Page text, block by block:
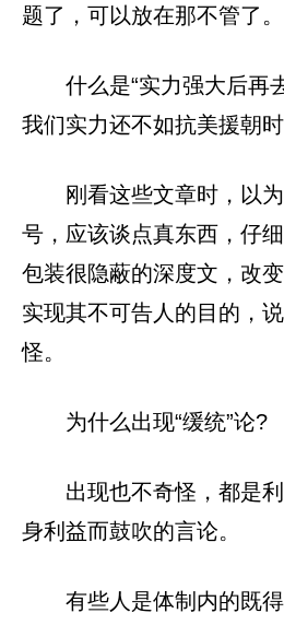
题了，可以放在那不管了。
什么是“实力强大后再
我们实力还不如抗美援朝
刚看这些文章时，以
号，应该谈点真东西，仔
包装很隐蔽的深度文，改
实现其不可告人的目的，
怪。
为什么出现“缓统”论?
出现也不奇怪，都是
身利益而鼓吹的言论。
有些人是体制内的既